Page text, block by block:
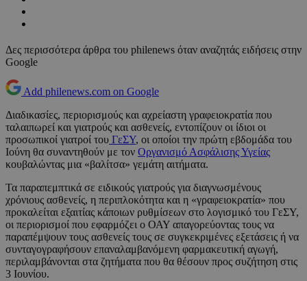
Δες περισσότερα άρθρα του philenews όταν αναζητάς ειδήσεις στην
Google
Add philenews.com on Google
Διαδικασίες, περιορισμούς και αχρείαστη γραφειοκρατία που
ταλαιπωρεί και γιατρούς και ασθενείς, εντοπίζουν οι ίδιοι οι
προσωπικοί γιατροί του ΓεΣΥ, οι οποίοι την πρώτη εβδομάδα του
Ιούνη θα συναντηθούν με τον Οργανισμό Ασφάλισης Υγείας
κουβαλώντας μια «βαλίτσα» γεμάτη αιτήματα.
Τα παραπεμπτικά σε ειδικούς γιατρούς για διαγνωσμένους
χρόνιους ασθενείς, η περιπλοκότητα και η «γραφειοκρατία» που
προκαλείται εξαιτίας κάποιων ρυθμίσεων στο λογισμικό του ΓεΣΥ,
οι περιορισμοί που εφαρμόζει ο ΟΑΥ απαγορεύοντας τους να
παραπέμψουν τους ασθενείς τους σε συγκεκριμένες εξετάσεις ή να
συνταγογραφήσουν επαναλαμβανόμενη φαρμακευτική αγωγή,
περιλαμβάνονται στα ζητήματα που θα θέσουν προς συζήτηση στις
3 Ιουνίου.